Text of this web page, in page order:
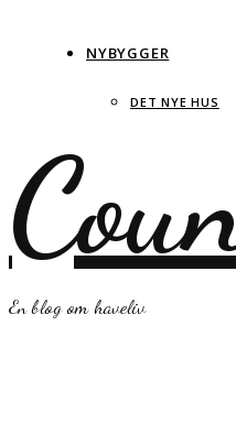
NYBYGGER
DET NYE HUS
En blog om haveliv